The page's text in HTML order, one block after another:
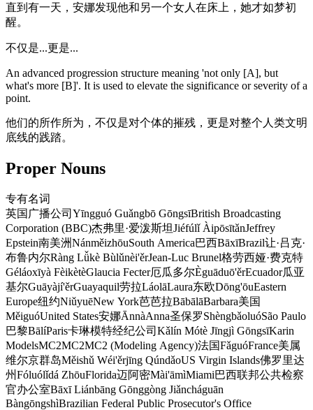
直到有一天，安娜发现他和另一个女人在床上，她才如梦初
醒。
不仅是...更是...
An advanced progression structure meaning 'not only [A], but
what's more [B]'. It is used to elevate the significance or severity of a
point.
他们的所作所为，不仅是对个体的摧残，更是对整个人类文明
底线的践踏。
Proper Nouns
专有名词
英国广播公司 Yīngguó Guǎngbō GōngsīBritish Broadcasting
Corporation (BBC)杰弗里·爱泼斯坦Jiéfúlǐ ÀipōsītǎnJeffrey
Epstein南美洲NánměizhōuSouth America巴西BāxīBrazil让·吕克·
布鲁内尔Ràng Lǚkè Bùlǔnèi'ěrJean-Luc Brunel格劳西娅·费克特
Géláoxīyà FèikètèGlaucia Fecter厄瓜多尔Èguāduō'ěrEcuador瓜亚
基尔Guāyàjí'ěrGuayaquil劳拉LáolāLaura东欧Dōng'ōuEastern
Europe纽约NiǔyuēNew York芭芭拉BābālāBarbara美国
MěiguóUnited States安娜ĀnnàAnna圣保罗ShèngbǎoluóSão Paulo
巴黎BālíParis卡琳模特经纪公司 Kǎlín Mótè Jīngjì GōngsīKarin
ModelsMC2MC2MC2 (Modeling Agency)法国FǎguóFrance美属
维尔京群岛Měishǔ Wéi'ěrjīng QúndǎoUS Virgin Islands佛罗里达
州Fóluólǐdá ZhōuFlorida迈阿密Mài'āmìMiami巴西联邦公共检察
官办公室Bāxī Liánbāng Gōnggòng Jiǎncháguān
BàngōngshìBrazilian Federal Public Prosecutor's Office